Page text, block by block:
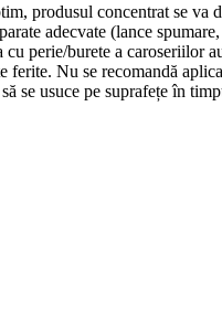
produsul concentrat se
adecvate (lance
perie/burete a caroseriilor
Nu se recomandă
se usuce pe suprafețe în